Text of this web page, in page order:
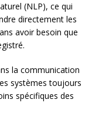
(NLP), ce qui
directement les
avoir besoin que
la communication
systèmes toujours
spécifiques des